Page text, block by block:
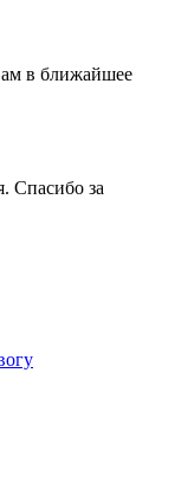
в ближайшее
Спасибо за